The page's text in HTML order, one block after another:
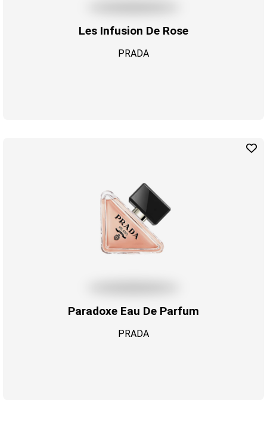
Les Infusion De Rose
PRADA
Paradoxe Eau De Parfum
PRADA